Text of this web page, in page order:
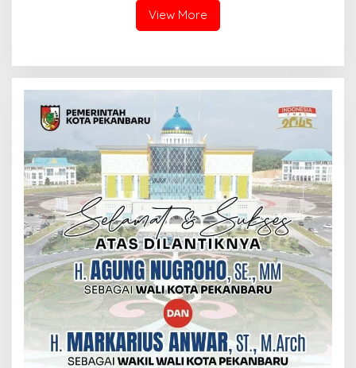
View More